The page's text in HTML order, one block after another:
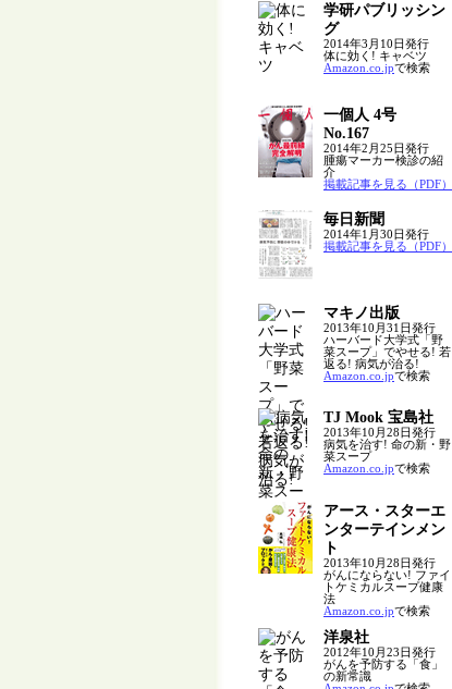
学研パブリッシン
グ
2014年3月10日発行
体に効く! キャベツ
Amazon.co.jpで検索
一個人 4号
No.167
2014年2月25日発行
腫瘍マーカー検診の紹
介
掲載記事を見る（PDF）
毎日新聞
2014年1月30日発行
掲載記事を見る（PDF）
マキノ出版
2013年10月31日発行
ハーバード大学式「野
菜スープ」でやせる! 若
返る! 病気が治る!
Amazon.co.jpで検索
TJ Mook 宝島社
2013年10月28日発行
病気を治す! 命の新・野
菜スープ
Amazon.co.jpで検索
アース・スターエ
ンターテインメン
ト
2013年10月28日発行
がんにならない! ファイ
トケミカルスープ健康
法
Amazon.co.jpで検索
洋泉社
2012年10月23日発行
がんを予防する「食」
の新常識